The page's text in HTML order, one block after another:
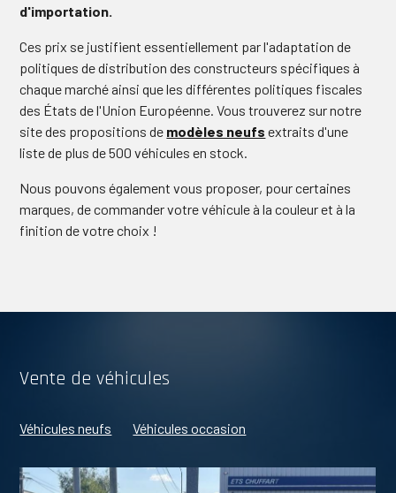
d'importation.
Ces prix se justifient essentiellement par l'adaptation de
politiques de distribution des constructeurs spécifiques à
chaque marché ainsi que les différentes politiques fiscales
des États de l'Union Européenne. Vous trouverez sur notre
site des propositions de modèles neufs extraits d'une
liste de plus de 500 véhicules en stock.
Nous pouvons également vous proposer, pour certaines
marques, de commander votre véhicule à la couleur et à la
finition de votre choix !
Vente de véhicules
Véhicules neufs Véhicules occasion